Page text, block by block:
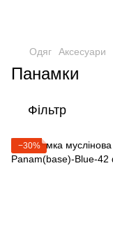
Одяг Аксесуари
Панамки
Фільтр
−30%